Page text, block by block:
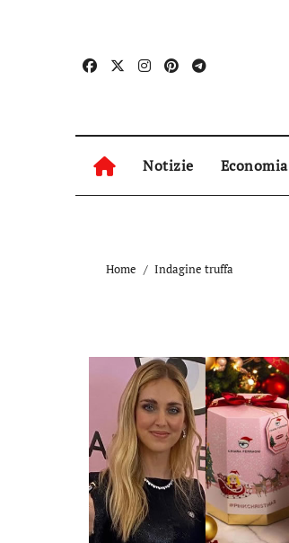
Notizie Economia
Home Indagine truffa